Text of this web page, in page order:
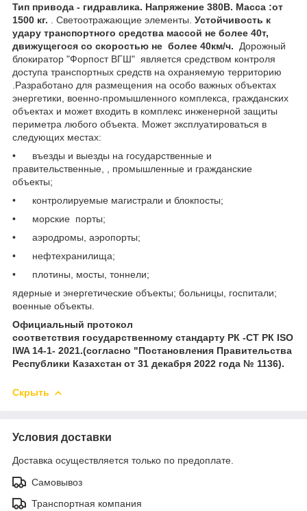
Тип привода - гидравлика. Напряжение 380В. Масса :от
1500 кг.
. Светоотражающие элементы. Устойчивость к
удару транспортного средства массой не более 40т,
движущегося со скоростью не более 40км/ч. Дорожный
блокиратор "Форпост ВГШ" является средством контроля
доступа транспортных средств на охраняемую территорию
.Разработано для размещения на особо важных объектах
энергетики, военно-промышленного комплекса, гражданских
объектах и может входить в комплекс инженерной защиты
периметра любого объекта. Может эксплуатироваться в
следующих местах:
• въезды и выезды на государственные и
правительственные, , промышленные и гражданские
объекты;
• контролируемые магистрали и блокпосты;
• морские порты;
• аэродромы, аэропорты;
• нефтехранилища;
• плотины, мосты, тоннели;
ядерные и энергетические объекты; больницы, госпитали;
военные объекты.
Официальный протокол
соответствия государственному стандарту РК -СТ РК ISO
IWA 14-1- 2021.(согласно "Постановления Правительства
Республики Казахстан от 31 декабря 2022 года № 1136).
Скрыть
Условия доставки
Доставка осуществляется только по предоплате.
Самовывоз
Транспортная компания